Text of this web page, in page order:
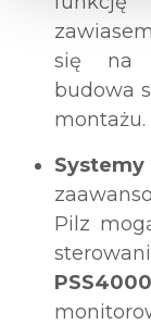
się na
budowa
montażu.
Pilz
PSS4000